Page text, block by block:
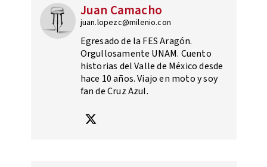
Juan Camacho
juan.lopezc@milenio.con
Egresado de la FES Aragón.
Orgullosamente UNAM. Cuento
historias del Valle de México desde
hace 10 años. Viajo en moto y soy
fan de Cruz Azul.